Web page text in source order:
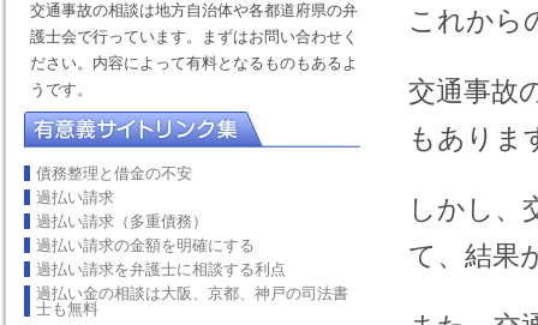
交通事故の相談は地方自治体や各都道府県の弁
護士会で行っています。まずはお問い合わせく
ださい。内容によって有料となるものもあるよ
うです。
債務整理と借金の不安
過払い請求
過払い請求（多重債務）
過払い請求の金額を明確にする
過払い請求を弁護士に相談する利点
過払い金の相談は大阪、京都、神戸の司法書
士も無料
これから
交通事故
もありま
しかし、
て、結果